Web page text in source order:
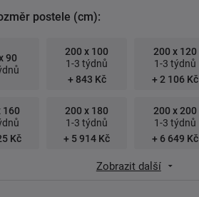
postele (cm):
90
200 x 100
1-3 týdnů
+ 843 Kč
200 x 120
1-3 týdnů
+ 2 106 Kč
160
Kč
200 x 180
1-3 týdnů
+ 5 914 Kč
200 x 200
1-3 týdnů
+ 6 649 Kč
Zobrazit další